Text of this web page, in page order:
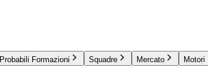
Probabili Formazioni Squadre Mercato Motori